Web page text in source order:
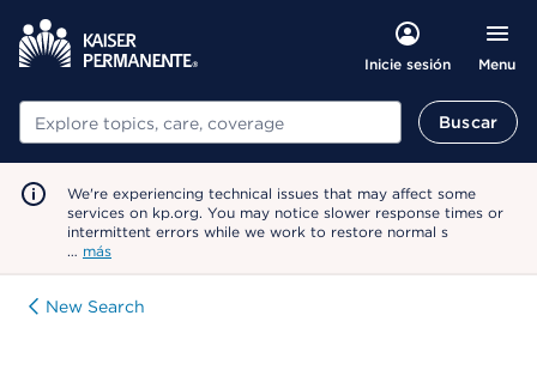
Inicie sesión Menu
Buscar Buscar
We're experiencing technical issues that may affect some
services on kp.org. You may notice slower response times or
intermittent errors while we work to restore normal s
… más
New Search